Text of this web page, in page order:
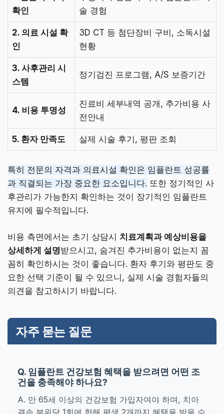
확인
술 경험
2. 의료 시설 확
인
3D CT 등 첨단장비 구비, 소독시설
현황
3. 사후관리 시
스템
정기검진 프로그램, A/S 보증기간
4. 비용 투명성
진료비 세부내역 공개, 추가비용 사
전안내
5. 환자 만족도 실제 시술 후기, 평판 조회
특히 전문의 자격과 의료시설 확인은 임플란트 성공률
과 직결되는 가장 중요한 요소입니다. 또한 정기적인 사
후관리가 가능한지 확인하는 것이 장기적인 임플란트
유지에 필수적입니다.
비용 측면에서는 초기 상담시 치료계획과 예상비용을
상세하게 설명받으시고, 숨겨진 추가비용이 없는지 꼼
꼼히 확인하시는 것이 좋습니다. 환자 후기와 평판도 중
요한 선택 기준이 될 수 있으니, 실제 시술 경험자들의
의견을 참고하시기 바랍니다.
자주 묻는 질문
Q. 임플란트 건강보험 혜택을 받으려면 어떤 조
건을 충족해야 하나요?
A. 만 65세 이상의 건강보험 가입자여야 하며, 치아